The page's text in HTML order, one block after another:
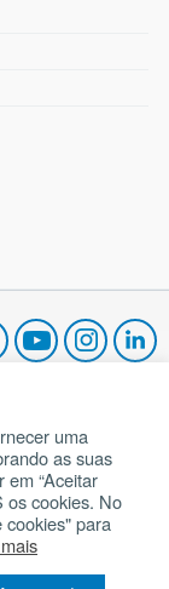
uma
as suas
em “Aceitar
os cookies. No
cookies" para